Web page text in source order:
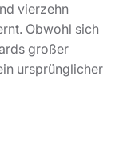
vierzehn
Obwohl sich
großer
ursprünglicher